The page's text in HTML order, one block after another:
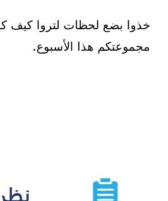
خذوا بضع لحظات لتروا كيف
مجموعتكم هذا الأسبوع.